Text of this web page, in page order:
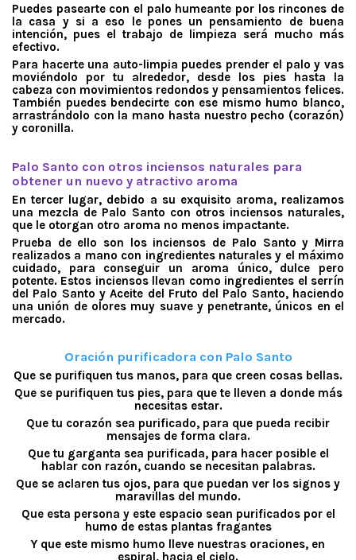
Puedes pasearte con el palo humeante por los rincones de
la casa y si a eso le pones un pensamiento de buena
intención, pues el trabajo de limpieza será mucho más
efectivo.
Para hacerte una auto-limpia puedes prender el palo y vas
moviéndolo por tu alrededor, desde los pies hasta la
cabeza con movimientos redondos y pensamientos felices.
También puedes bendecirte con ese mismo humo blanco,
arrastrándolo con la mano hasta nuestro pecho (corazón)
y coronilla.
Palo Santo con otros inciensos naturales para
obtener un nuevo y atractivo aroma
En tercer lugar, debido a su exquisito aroma, realizamos
una mezcla de Palo Santo con otros inciensos naturales,
que le otorgan otro aroma no menos impactante.
Prueba de ello son los inciensos de Palo Santo y Mirra
realizados a mano con ingredientes naturales y el máximo
cuidado, para conseguir un aroma único, dulce pero
potente. Estos inciensos llevan como ingredientes el serrín
del Palo Santo y Aceite del Fruto del Palo Santo, haciendo
una unión de olores muy suave y penetrante, únicos en el
mercado.
Oración purificadora con Palo Santo
Que se purifiquen tus manos, para que creen cosas bellas.
Que se purifiquen tus pies, para que te lleven a donde más
necesitas estar.
Que tu corazón sea purificado, para que pueda recibir
mensajes de forma clara.
Que tu garganta sea purificada, para hacer posible el
hablar con razón, cuando se necesitan palabras.
Que se aclaren tus ojos, para que puedan ver los signos y
maravillas del mundo.
Que esta persona y este espacio sean purificados por el
humo de estas plantas fragantes
Y que este mismo humo lleve nuestras oraciones, en